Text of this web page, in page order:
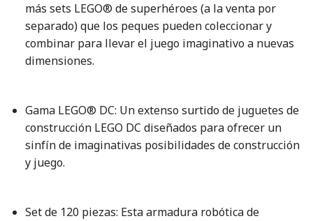
más sets LEGO® de superhéroes (a la venta por
separado) que los peques pueden coleccionar y
combinar para llevar el juego imaginativo a nuevas
dimensiones.
Gama LEGO® DC: Un extenso surtido de juguetes de
construcción LEGO DC diseñados para ofrecer un
sinfín de imaginativas posibilidades de construcción
y juego.
Set de 120 piezas: Esta armadura robótica de